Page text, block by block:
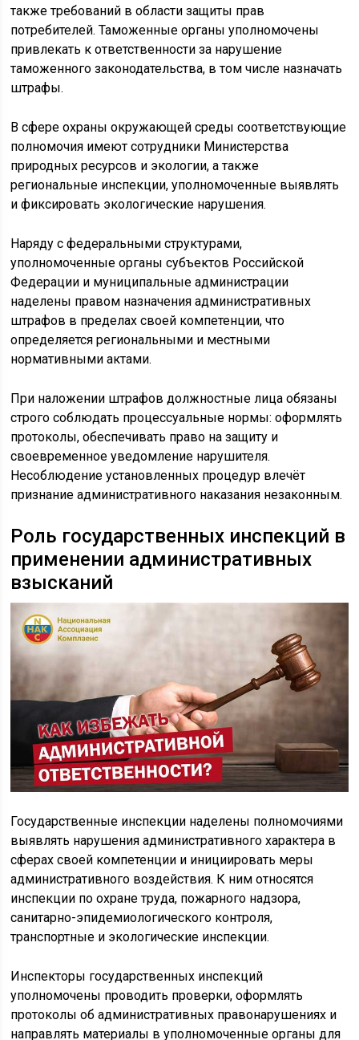
также требований в области защиты прав
потребителей. Таможенные органы уполномочены
привлекать к ответственности за нарушение
таможенного законодательства, в том числе назначать
штрафы.
В сфере охраны окружающей среды соответствующие
полномочия имеют сотрудники Министерства
природных ресурсов и экологии, а также
региональные инспекции, уполномоченные выявлять
и фиксировать экологические нарушения.
Наряду с федеральными структурами,
уполномоченные органы субъектов Российской
Федерации и муниципальные администрации
наделены правом назначения административных
штрафов в пределах своей компетенции, что
определяется региональными и местными
нормативными актами.
При наложении штрафов должностные лица обязаны
строго соблюдать процессуальные нормы: оформлять
протоколы, обеспечивать право на защиту и
своевременное уведомление нарушителя.
Несоблюдение установленных процедур влечёт
признание административного наказания незаконным.
Роль государственных инспекций в
применении административных
взысканий
Государственные инспекции наделены полномочиями
выявлять нарушения административного характера в
сферах своей компетенции и инициировать меры
административного воздействия. К ним относятся
инспекции по охране труда, пожарного надзора,
санитарно-эпидемиологического контроля,
транспортные и экологические инспекции.
Инспекторы государственных инспекций
уполномочены проводить проверки, оформлять
протоколы об административных правонарушениях и
направлять материалы в уполномоченные органы для